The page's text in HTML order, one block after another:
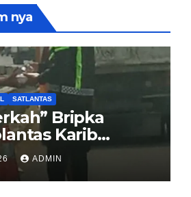
nya
SATLANTAS
Bripka
Karib
Kotak untuk
Mogok di KM
Aren
ADMIN